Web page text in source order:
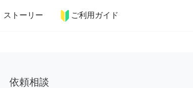
ストーリー ご利用ガイド
習い事 ペット 料理
依頼相談